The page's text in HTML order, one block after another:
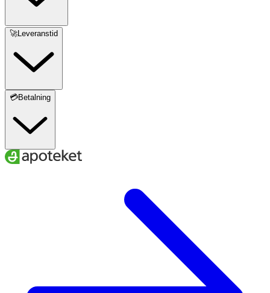
🚀Leveranstid
💳Betalning